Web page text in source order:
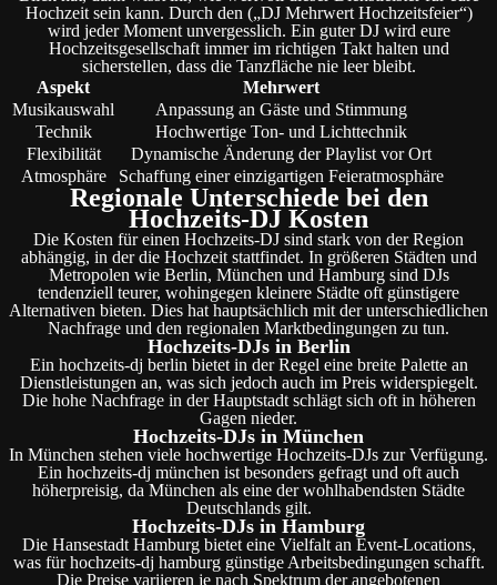
Hochzeit sein kann. Durch den („DJ Mehrwert Hochzeitsfeier“)
wird jeder Moment unvergesslich. Ein guter DJ wird eure
Hochzeitsgesellschaft immer im richtigen Takt halten und
sicherstellen, dass die Tanzfläche nie leer bleibt.
Aspekt
Mehrwert
Musikauswahl
Anpassung an Gäste und Stimmung
Technik
Hochwertige Ton- und Lichttechnik
Flexibilität
Dynamische Änderung der Playlist vor Ort
Atmosphäre
Schaffung einer einzigartigen Feieratmosphäre
Regionale Unterschiede bei den
Hochzeits-DJ Kosten
Die Kosten für einen Hochzeits-DJ sind stark von der Region
abhängig, in der die Hochzeit stattfindet. In größeren Städten und
Metropolen wie Berlin, München und Hamburg sind DJs
tendenziell teurer, wohingegen kleinere Städte oft günstigere
Alternativen bieten. Dies hat hauptsächlich mit der unterschiedlichen
Nachfrage und den regionalen Marktbedingungen zu tun.
Hochzeits-DJs in Berlin
Ein hochzeits-dj berlin bietet in der Regel eine breite Palette an
Dienstleistungen an, was sich jedoch auch im Preis widerspiegelt.
Die hohe Nachfrage in der Hauptstadt schlägt sich oft in höheren
Gagen nieder.
Hochzeits-DJs in München
In München stehen viele hochwertige Hochzeits-DJs zur Verfügung.
Ein hochzeits-dj münchen ist besonders gefragt und oft auch
höherpreisig, da München als eine der wohlhabendsten Städte
Deutschlands gilt.
Hochzeits-DJs in Hamburg
Die Hansestadt Hamburg bietet eine Vielfalt an Event-Locations,
was für hochzeits-dj hamburg günstige Arbeitsbedingungen schafft.
Die Preise variieren je nach Spektrum der angebotenen